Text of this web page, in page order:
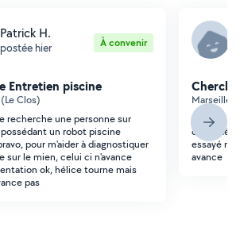
Patrick H.
postée hier À convenir
Entretien piscine
Clos)
recherche une personne sur
un robot piscine
pour m'aider à diagnostiquer
sur le mien, celui ci n'avance
ok, hélice tourne mais
pas
Marseille
Bonjour,
cette
essayé
avance